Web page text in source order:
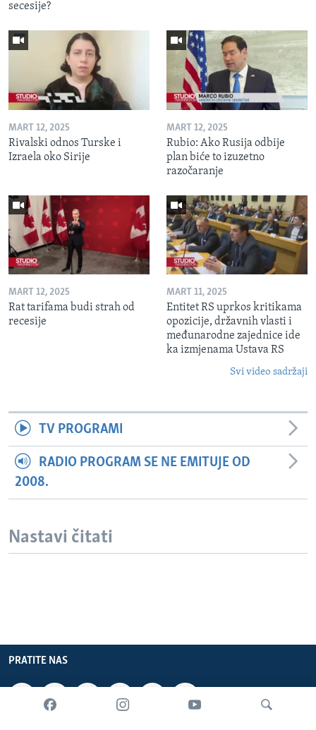
secesije?
MART 12, 2025
Rivalski odnos Turske i
Izraela oko Sirije
MART 12, 2025
Rubio: Ako Rusija odbije
plan biće to izuzetno
razočaranje
MART 12, 2025
Rat tarifama budi strah od
recesije
MART 11, 2025
Entitet RS uprkos kritikama
opozicije, državnih vlasti i
međunarodne zajednice ide
ka izmjenama Ustava RS
Svi video sadržaji
TV PROGRAMI
RADIO PROGRAM SE NE EMITUJE OD
2008.
Nastavi čitati
PRATITE NAS